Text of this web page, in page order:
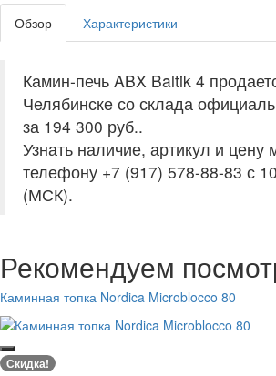
Обзор Характеристики
Камин-печь ABX Baltik 4
Челябинске со склада
за 194 300 руб..
Узнать наличие, артикул и цену
телефону +7 (917) 578-88-83 с
(МСК).
Рекомендуем
Каминная топка Nordica Microblocco 80
Скидка!